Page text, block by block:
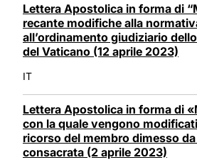
Lettera Apostolica in forma di
recante modifiche alla
all’ordinamento giudiziario
del Vaticano (12 aprile 2023)
IT
Lettera Apostolica in forma di
con la quale vengono
ricorso del membro dimesso
consacrata (2 aprile 2023)